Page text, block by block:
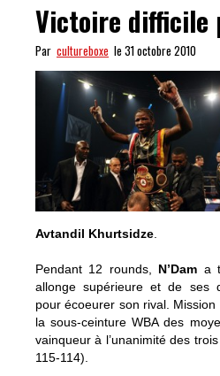
Victoire difficile
Par cultureboxe le 31 octobre 2010
Avtandil Khurtsidze
Pendant 12 rounds, N’Dam a
allonge supérieure et de ses
pour écoeurer son rival.
la sous-ceinture WBA des
vainqueur à l’unanimité des
115-114).